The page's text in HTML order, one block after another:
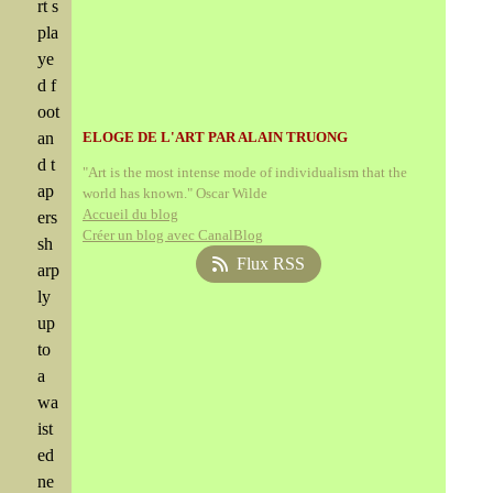
rt s
pla
ye
d f
oot
an
d t
ap
ers
sh
arp
ly
up
to
a
wa
ist
ed
ne
ELOGE DE L'ART PAR ALAIN TRUONG
"Art is the most intense mode of individualism that the
world has known." Oscar Wilde
Accueil du blog
Créer un blog avec CanalBlog
Flux RSS